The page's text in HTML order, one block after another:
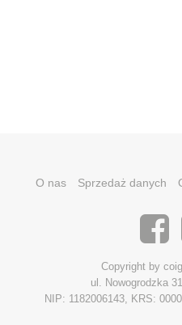
O nas Sprzedaż danych
Copyright by
ul. Nowogrodzka
NIP: 1182006143, KRS: